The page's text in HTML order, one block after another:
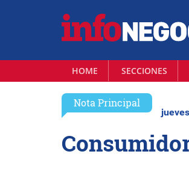
HOME SECCIONES
Nota Principal